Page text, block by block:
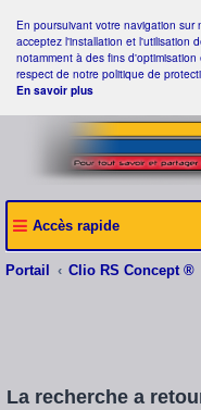
En poursuivant votre navigation sur
acceptez l'installation et l'utilisation
notamment à des fins
respect de notre politique de
En savoir plus
Accès rapide
Portail Clio RS Concept ®
La recherche a